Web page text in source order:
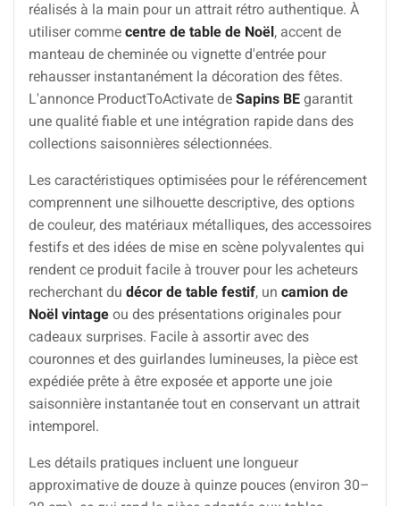
réalisés à la main pour un attrait rétro authentique. À
utiliser comme centre de table de Noël , accent de
manteau de cheminée ou vignette d'entrée pour
rehausser instantanément la décoration des fêtes.
L'annonce ProductToActivate de Sapins BE garantit
une qualité fiable et une intégration rapide dans des
collections saisonnières sélectionnées.
Les caractéristiques optimisées pour le référencement
comprennent une silhouette descriptive, des options
de couleur, des matériaux métalliques, des accessoires
festifs et des idées de mise en scène polyvalentes qui
rendent ce produit facile à trouver pour les acheteurs
recherchant du décor de table festif, un camion de
Noël vintage ou des présentations originales pour
cadeaux surprises. Facile à assortir avec des
couronnes et des guirlandes lumineuses, la pièce est
expédiée prête à être exposée et apporte une joie
saisonnière instantanée tout en conservant un attrait
intemporel.
Les détails pratiques incluent une longueur
approximative de douze à quinze pouces (environ 30–